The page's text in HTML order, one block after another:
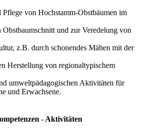
von Hochstamm-Obstbäumen im
Obstbaumschnitt und zur Veredelung von
z.B. durch schonendes Mähen mit der
Herstellung von regionaltypischem
umweltpädagogischen Aktivitäten für
und Erwachsene.
- Aktivitäten